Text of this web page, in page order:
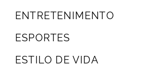
ENTRETENIMENTO
ESPORTES
ESTILO DE VIDA